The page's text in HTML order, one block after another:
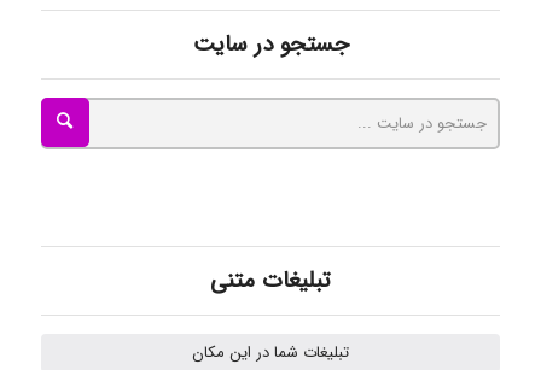
جستجو در سایت
تبلیغات متنی
تبلیغات شما در این مکان